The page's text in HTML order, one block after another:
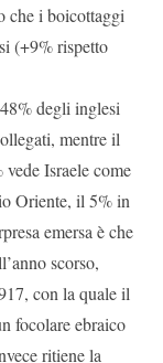
che i boicottaggi
(+9% rispetto
degli inglesi
mentre il
Israele come
Oriente, il 5% in
emersa è che
scorso,
con la quale il
focolare ebraico
ritiene la